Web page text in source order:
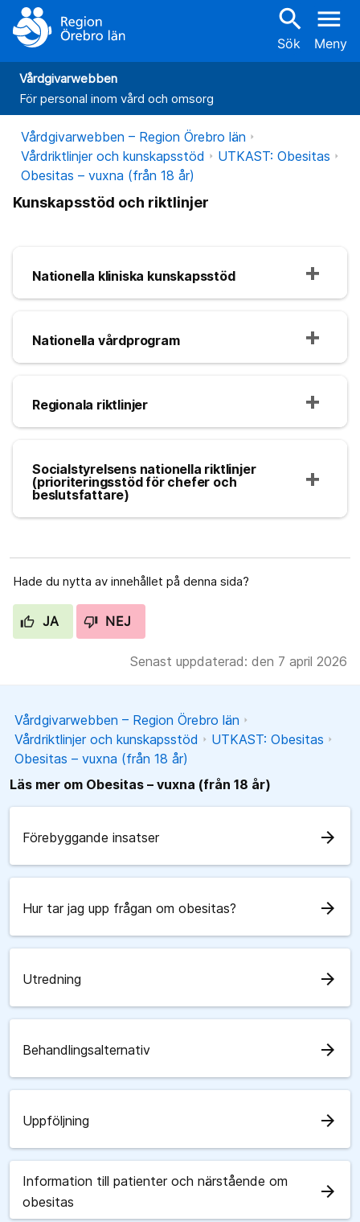
search
Sök
menu
Meny
Vårdgivarwebben
För personal inom vård och omsorg
Vårdgivarwebben – Region Örebro län
Vårdriktlinjer och kunskapsstöd
UTKAST: Obesitas
Obesitas – vuxna (från 18 år)
Kunskapsstöd och riktlinjer
Nationella kliniska kunskapsstöd
Nationella vårdprogram
Regionala riktlinjer
Socialstyrelsens nationella riktlinjer
(prioriteringsstöd för chefer och
beslutsfattare)
Hade du nytta av innehållet på denna sida?
JA NEJ
Senast uppdaterad: den 7 april 2026
Vårdgivarwebben – Region Örebro län
Vårdriktlinjer och kunskapsstöd
UTKAST: Obesitas
Obesitas – vuxna (från 18 år)
Läs mer om Obesitas – vuxna (från 18 år)
Förebyggande insatser arrow_forward
Hur tar jag upp frågan om obesitas? arrow_forward
Utredning arrow_forward
Behandlingsalternativ arrow_forward
Uppföljning arrow_forward
Information till patienter och närstående om
obesitas
arrow_forward